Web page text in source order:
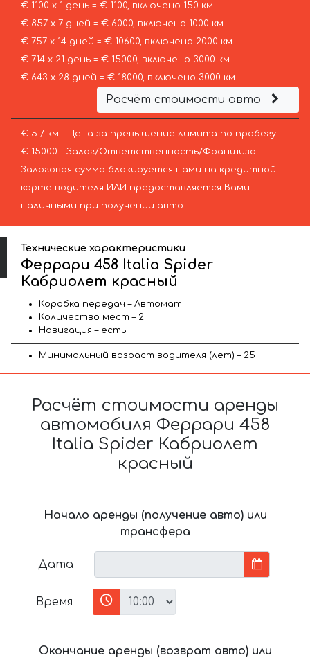
€ 1100 х 1 день = € 1100, включено 150 км
€ 857 х 7 дней = € 6000, включено 1000 км
€ 757 х 14 дней = € 10600, включено 2000 км
€ 714 х 21 день = € 15000, включено 3000 км
€ 643 х 28 дней = € 18000, включено 3000 км
Расчёт стоимости авто
€ 5 / км – Цена за превышение лимита по пробегу
€ 15000 – Залог/Ответственность/Франшиза.
Залоговая сумма блокируется нами на кредитной
карте водителя ИЛИ предоставляется Вами
наличными при получении авто.
Технические характеристики
Феррари 458 Italia Spider
Кабриолет красный
Коробка передач – Автомат
Количество мест – 2
Навигация – есть
Минимальный возраст водителя (лет) – 25
Расчёт стоимости аренды
автомобиля Феррари 458
Italia Spider Кабриолет
красный
Начало аренды (получение авто) или
трансфера
Дата
Время
Окончание аренды (возврат авто) или